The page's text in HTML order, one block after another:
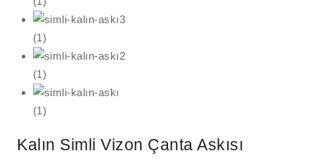
Kalın Simli Vizon Çanta Askısı